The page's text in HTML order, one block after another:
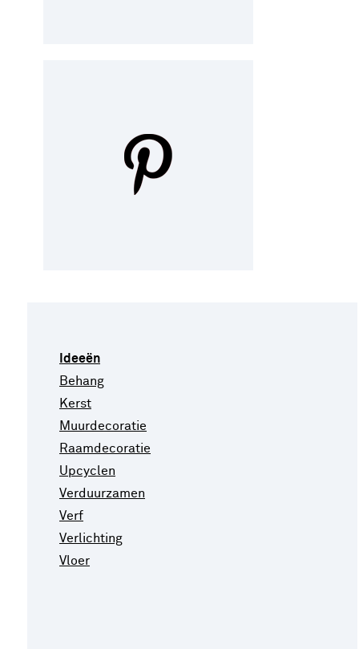
Ideeën
Behang
Kerst
Muurdecoratie
Raamdecoratie
Upcyclen
Verduurzamen
Verf
Verlichting
Vloer